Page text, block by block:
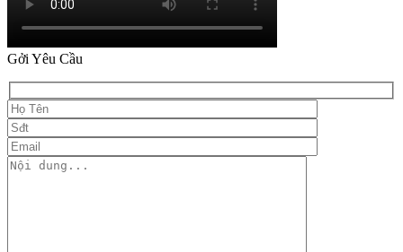
Gởi Yêu Cầu